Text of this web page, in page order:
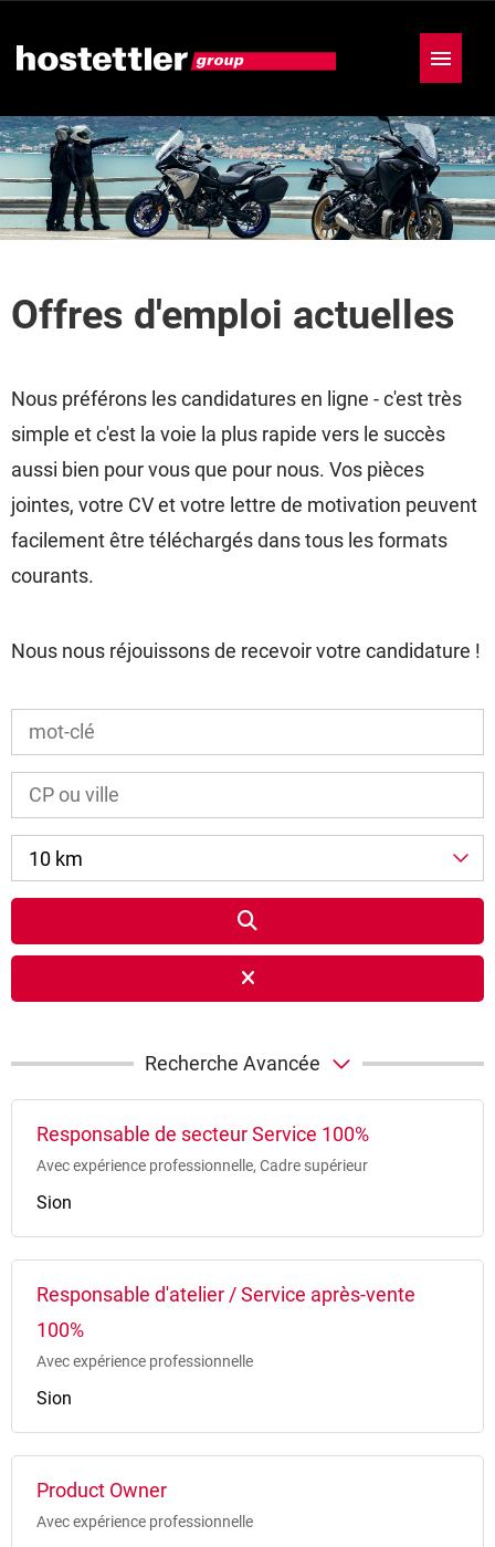
Allemand Anglais Français
Offres d'emploi
Offres d'emploi actuelles
Nous préférons les candidatures en ligne - c'est très
simple et c'est la voie la plus rapide vers le succès
aussi bien pour vous que pour nous. Vos pièces
jointes, votre CV et votre lettre de motivation peuvent
facilement être téléchargés dans tous les formats
courants.
Nous nous réjouissons de recevoir votre candidature !
10 km
Recherche Avancée
Responsable de secteur Service 100%
Avec expérience professionnelle, Cadre supérieur
Sion
Responsable d'atelier / Service après-vente
100%
Avec expérience professionnelle
Sion
Product Owner
Avec expérience professionnelle